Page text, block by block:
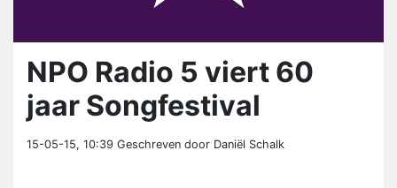
NPO Radio 5 viert 60
jaar Songfestival
15-05-15, 10:39 Geschreven door Daniël Schalk